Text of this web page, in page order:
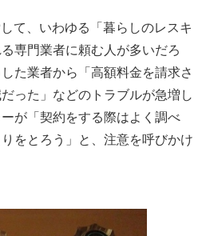
て、いわゆる「暮らしのレスキ
専門業者に頼む人が多いだろ
た業者から「高額料金を請求さ
った」などのトラブルが急増し
が「契約をする際はよく調べ
をとろう」と、注意を呼びかけ